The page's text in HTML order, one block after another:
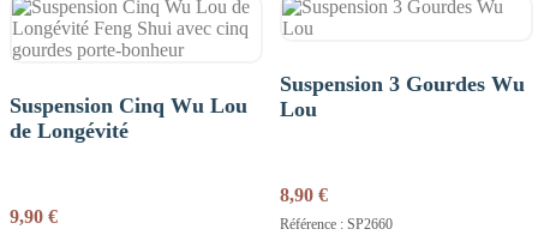
Suspension Cinq Wu Lou
de Longévité
9,90 €
Suspension 3 Gourdes Wu
Lou
8,90 €
Référence : SP2660